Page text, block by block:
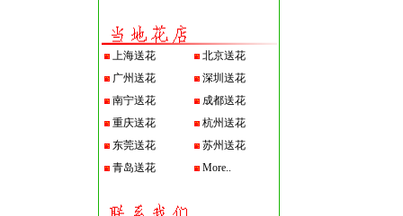
上海送花
北京送花
广州送花
深圳送花
南宁送花
成都送花
重庆送花
杭州送花
东莞送花
苏州送花
青岛送花
More..